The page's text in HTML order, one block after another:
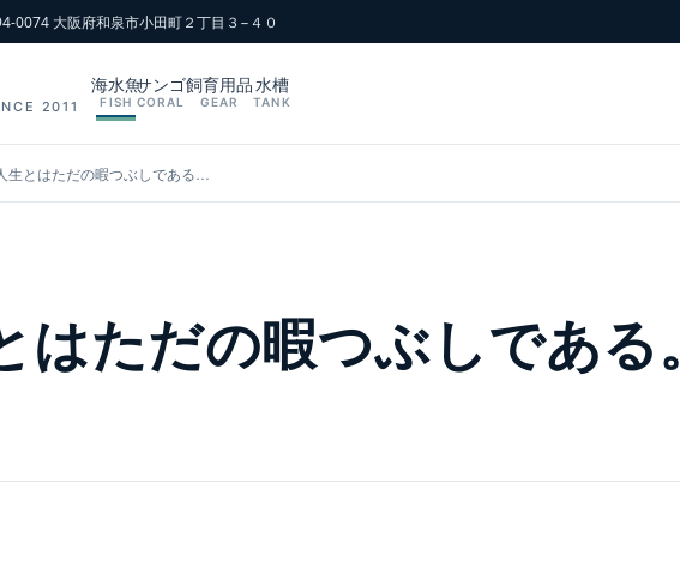
0074 大阪府和泉市小田町２丁目３−４０
2011
海水魚
FISH
サンゴ
CORAL
飼育用品
GEAR
水槽
TANK
生とはただの暇つぶしである…
はただの暇つぶしである。